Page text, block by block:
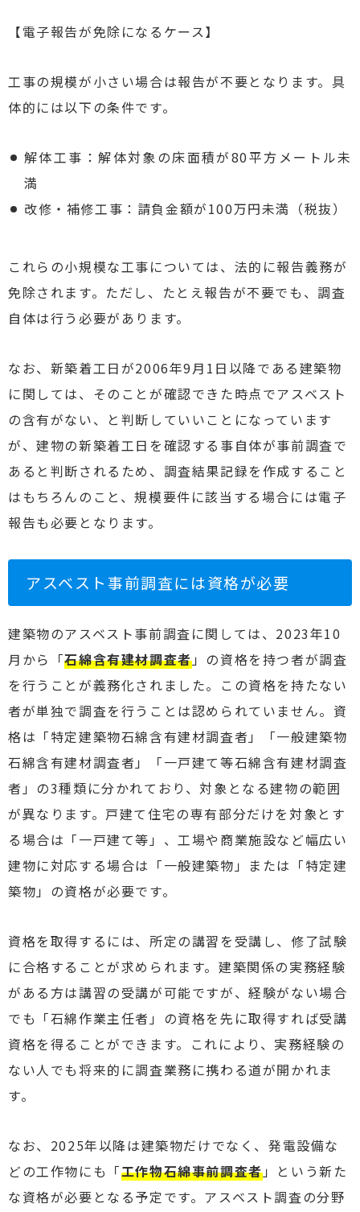
【電子報告が免除になるケース】
工事の規模が小さい場合は報告が不要となります。具
体的には以下の条件です。
解体工事：解体対象の床面積が80平方メートル未
満
改修・補修工事：請負金額が100万円未満（税抜）
これらの小規模な工事については、法的に報告義務が
免除されます。ただし、たとえ報告が不要でも、調査
自体は行う必要があります。
なお、新築着工日が2006年9月1日以降である建築物
に関しては、そのことが確認できた時点でアスベスト
の含有がない、と判断していいことになっています
が、建物の新築着工日を確認する事自体が事前調査で
あると判断されるため、調査結果記録を作成すること
はもちろんのこと、規模要件に該当する場合には電子
報告も必要となります。
アスベスト事前調査には資格が必要
建築物のアスベスト事前調査に関しては、2023年10
月から「石綿含有建材調査者」の資格を持つ者が調査
を行うことが義務化されました。この資格を持たない
者が単独で調査を行うことは認められていません。資
格は「特定建築物石綿含有建材調査者」「一般建築物
石綿含有建材調査者」「一戸建て等石綿含有建材調査
者」の3種類に分かれており、対象となる建物の範囲
が異なります。戸建て住宅の専有部分だけを対象とす
る場合は「一戸建て等」、工場や商業施設など幅広い
建物に対応する場合は「一般建築物」または「特定建
築物」の資格が必要です。
資格を取得するには、所定の講習を受講し、修了試験
に合格することが求められます。建築関係の実務経験
がある方は講習の受講が可能ですが、経験がない場合
でも「石綿作業主任者」の資格を先に取得すれば受講
資格を得ることができます。これにより、実務経験の
ない人でも将来的に調査業務に携わる道が開かれま
す。
なお、2025年以降は建築物だけでなく、発電設備な
どの工作物にも「工作物石綿事前調査者」という新た
な資格が必要となる予定です。アスベスト調査の分野